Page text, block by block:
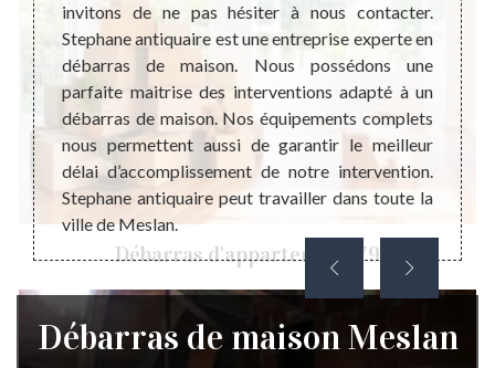
Débarras d'appartement 79
frais
de
au
invitons de ne pas hésiter à nous contacter.
Stephane antiquaire est une entreprise experte en
débarras de maison. Nous possédons une
parfaite maitrise des interventions adapté à un
débarras de maison. Nos équipements complets
nous permettent aussi de garantir le meilleur
délai d’accomplissement de notre intervention.
Stephane antiquaire peut travailler dans toute la
ville de Meslan.
de
Débarras de maison Meslan